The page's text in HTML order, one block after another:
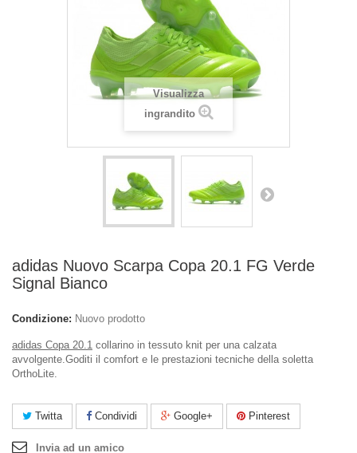
Visualizza
ingrandito
adidas Nuovo Scarpa Copa 20.1 FG Verde
Signal Bianco
Condizione: Nuovo prodotto
adidas Copa 20.1 collarino in tessuto knit per una calzata
avvolgente.Goditi il comfort e le prestazioni tecniche della soletta
OrthoLite.
Twitta Condividi Google+ Pinterest
Invia ad un amico